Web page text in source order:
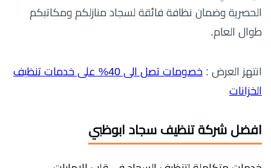
الحصرية وضمان نظافة فائقة لسجاد منازلكم ومكاتبكم
طوال العام.
انتهز العرض :
خصومات تصل الى 40% على خدمات تنظيف
الخزانات
افضل شركة تنظيف سجاد ابوظبي